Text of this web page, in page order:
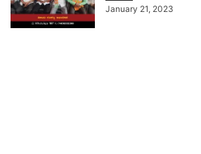
January 21, 2023